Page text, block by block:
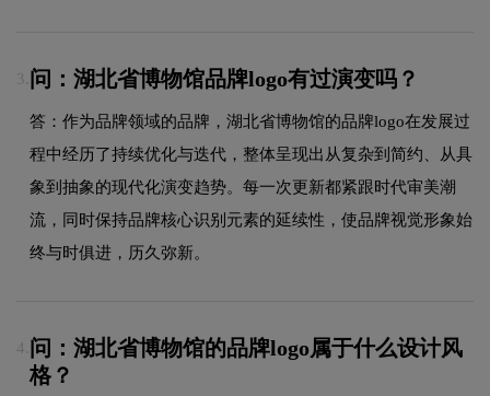
3. 问：湖北省博物馆品牌logo有过演变吗？
答：作为品牌领域的品牌，湖北省博物馆的品牌logo在发展过
程中经历了持续优化与迭代，整体呈现出从复杂到简约、从具
象到抽象的现代化演变趋势。每一次更新都紧跟时代审美潮
流，同时保持品牌核心识别元素的延续性，使品牌视觉形象始
终与时俱进，历久弥新。
4. 问：湖北省博物馆的品牌logo属于什么设计风
格？